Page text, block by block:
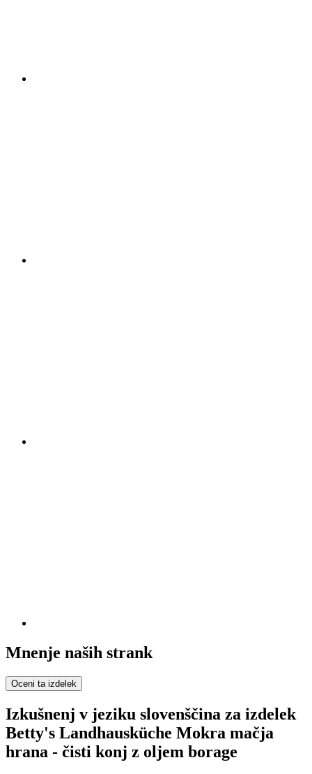
Mnenje naših strank
Oceni ta izdelek
Izkušnenj v jeziku slovenščina za izdelek
Betty's Landhausküche Mokra mačja
hrana - čisti konj z oljem borage